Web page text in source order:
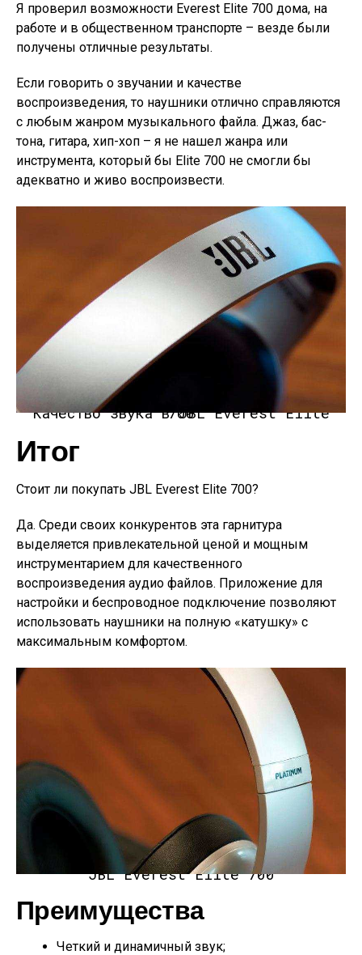
Я проверил возможности Everest Elite 700 дома, на
работе и в общественном транспорте – везде были
получены отличные результаты.
Если говорить о звучании и качестве
воспроизведения, то наушники отлично справляются
с любым жанром музыкального файла. Джаз, бас-
тона, гитара, хип-хоп – я не нашел жанра или
инструмента, который бы Elite 700 не смогли бы
адекватно и живо воспроизвести.
Качество звука в JBL Everest Elite 700
Итог
Стоит ли покупать JBL Everest Elite 700?
Да. Среди своих конкурентов эта гарнитура
выделяется привлекательной ценой и мощным
инструментарием для качественного
воспроизведения аудио файлов. Приложение для
настройки и беспроводное подключение позволяют
использовать наушники на полную «катушку» с
максимальным комфортом.
JBL Everest Elite 700
Преимущества
Четкий и динамичный звук;